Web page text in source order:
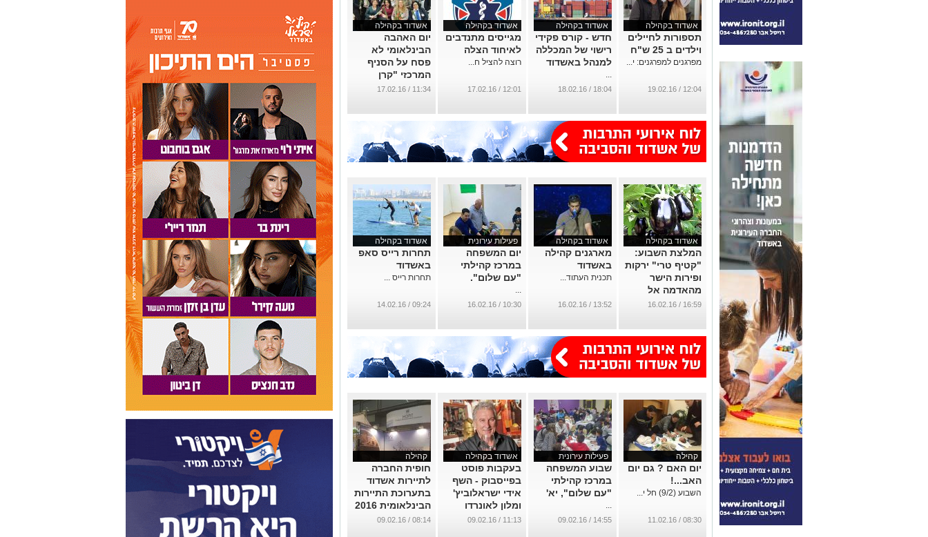
אשדוד בקהילה
תספורות לחיילים
וילדים ב 25 ש"ח
מפרגנים למפרגנים: י...
12:04 / 19.02.16
אשדוד בקהילה
חדש - קורס פקידי
רישוי של המכללה
למנהל באשדוד
...
18:04 / 18.02.16
אשדוד בקהילה
מגייסים מתנדבים
לאיחוד הצלה
רוצה להציל ח...
12:01 / 17.02.16
אשדוד בקהילה
יום האהבה
הבינלאומי לא
פסח על הסניף
המרכזי "קרן
היסוד" של קופת
באשדוד.
11:34 / 17.02.16
אשדוד בקהילה
המלצת השבוע:
"קטיף טרי" ירקות
ופירות הישר
מהאדמה אל
תושבי אשדוד
של פעם!
16:59 / 16.02.16
אשדוד בקהילה
מארגנים קהילה
באשדוד
תכנית העתוד...
13:52 / 16.02.16
פעילות עירונית
יום המשפחה
במרכז קהילתי
"עם שלום".
...
10:30 / 16.02.16
אשדוד בקהילה
תחרות רייס סאפ
באשדוד
תחרות רייס ...
09:24 / 14.02.16
קהילה
יום האם ? גם יום
האב...!
השבוע (9/2) חל י...
08:30 / 11.02.16
פעילות עירונית
שבוע המשפחה
במרכז קהילתי
"עם שלום", יא'
...
14:55 / 09.02.16
אשדוד בקהילה
בעקבות פוסט
בפייסבוק - השף
אידי ישראלוביץ'
ומלון לאונרדו
יגשימו חלום לנכה
11:13 / 09.02.16
קהילה
חופית החברה
לתיירות אשדוד
בתערוכת התיירות
הבינלאומית 2016
...
08:14 / 09.02.16